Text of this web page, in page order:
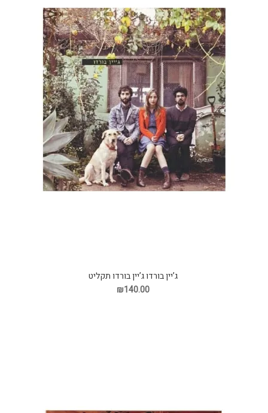
ג’יין בורדו ג’יין בורדו תקליט
₪140.00